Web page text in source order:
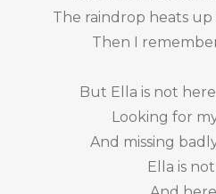
The raindrop heats
Then I
But Ella is not
Looking for
And missing
Ella is